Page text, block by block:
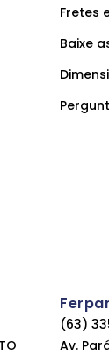
Fretes
Baixe
(63)
Av.